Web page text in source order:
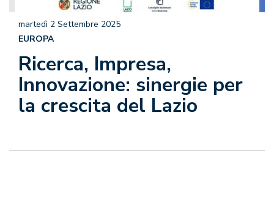
Ricerca, Impresa,
Innovazione: sinergie per
la crescita del Lazio
martedì 2 Settembre 2025
EUROPA